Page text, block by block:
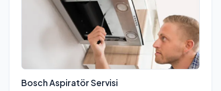
Bosch Aspiratör Servisi